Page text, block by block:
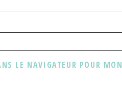
LE NAVIGATEUR POUR MON